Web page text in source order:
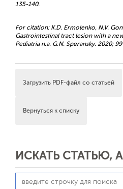
135-140.
For citation: K.D. Ermolenko, N.V.
Gastrointestinal tract lesion with a
Pediatria n.a. G.N. Speransky. 2020;
Загрузить PDF-файл со статьей
Вернуться к списку
ИСКАТЬ СТАТЬЮ,